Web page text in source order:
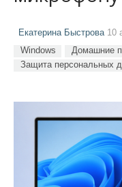
Екатерина Быстрова10
Windows Домашние
Защита персональных